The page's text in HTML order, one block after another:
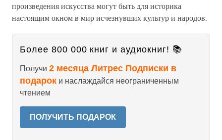
произведения искусства могут быть для историка
настоящим окном в мир исчезнувших культур и народов.
Более 800 000 книг и аудиокниг! 📚
Получи 2 месяца Литрес Подписки в
подарок и наслаждайся неограниченным
чтением
ПОЛУЧИТЬ ПОДАРОК